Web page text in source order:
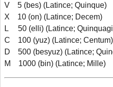
V 5 (bes) (Latince; Quinque)
X 10 (on) (Latince; Decem)
L 50 (elli) (Latince;
C 100 (yuz) (Latince; Centum)
D 500 (besyuz) (Latince;
M 1000 (bin) (Latince; Mille)